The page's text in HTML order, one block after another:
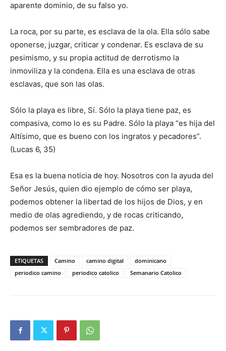
aparente dominio, de su falso yo.
La roca, por su parte, es esclava de la ola. Ella sólo sabe
oponerse, juzgar, criticar y condenar. Es esclava de su
pesimismo, y su propia actitud de derrotismo la
inmoviliza y la condena. Ella es una esclava de otras
esclavas, que son las olas.
Sólo la playa es libre, Sí. Sólo la playa tiene paz, es
compasiva, como lo es su Padre. Sólo la playa “es hija del
Altísimo, que es bueno con los ingratos y pecadores”.
(Lucas 6, 35)
Esa es la buena noticia de hoy. Nosotros con la ayuda del
Señor Jesús, quien dio ejemplo de cómo ser playa,
podemos obtener la libertad de los hijos de Dios, y en
medio de olas agrediendo, y de rocas criticando,
podemos ser sembradores de paz.
ETIQUETAS Camino camino digital
dominicano
periodico camino
periodico catolico Semanario Catolico